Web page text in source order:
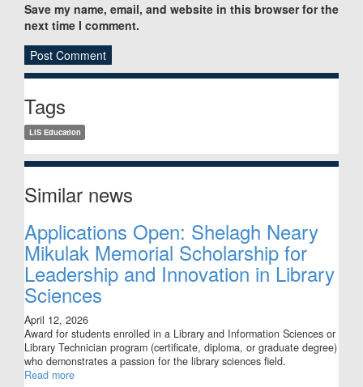
Save my name, email, and website in this browser for the
next time I comment.
Sidebar
Tags
LIS Education
Similar news
Applications Open: Shelagh Neary
Mikulak Memorial Scholarship for
Leadership and Innovation in Library
Sciences
April 12, 2026
Award for students enrolled in a Library and Information Sciences or
Library Technician program (certificate, diploma, or graduate degree)
who demonstrates a passion for the library sciences field.
Read more